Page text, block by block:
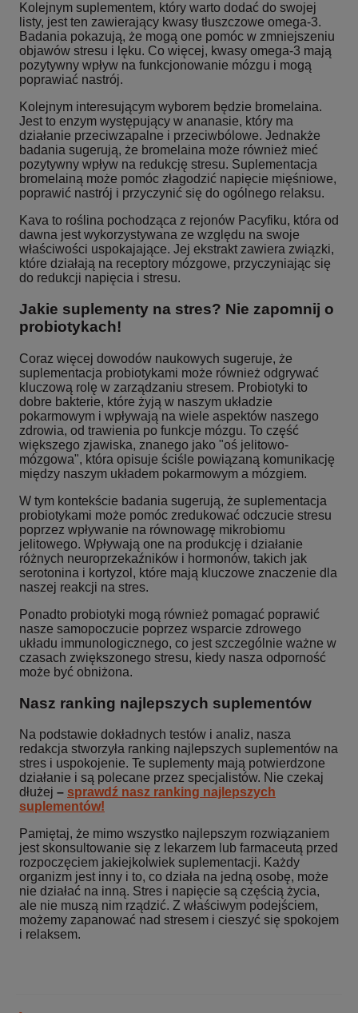
Kolejnym suplementem, który warto dodać do swojej
listy, jest ten zawierający kwasy tłuszczowe omega-3.
Badania pokazują, że mogą one pomóc w zmniejszeniu
objawów stresu i lęku. Co więcej, kwasy omega-3 mają
pozytywny wpływ na funkcjonowanie mózgu i mogą
poprawiać nastrój.
Kolejnym interesującym wyborem będzie bromelaina.
Jest to enzym występujący w ananasie, który ma
działanie przeciwzapalne i przeciwbólowe. Jednakże
badania sugerują, że bromelaina może również mieć
pozytywny wpływ na redukcję stresu. Suplementacja
bromelainą może pomóc złagodzić napięcie mięśniowe,
poprawić nastrój i przyczynić się do ogólnego relaksu.
Kava to roślina pochodząca z rejonów Pacyfiku, która od
dawna jest wykorzystywana ze względu na swoje
właściwości uspokajające. Jej ekstrakt zawiera związki,
które działają na receptory mózgowe, przyczyniając się
do redukcji napięcia i stresu.
Jakie suplementy na stres? Nie zapomnij o
probiotykach!
Coraz więcej dowodów naukowych sugeruje, że
suplementacja probiotykami może również odgrywać
kluczową rolę w zarządzaniu stresem. Probiotyki to
dobre bakterie, które żyją w naszym układzie
pokarmowym i wpływają na wiele aspektów naszego
zdrowia, od trawienia po funkcje mózgu. To część
większego zjawiska, znanego jako "oś jelitowo-
mózgowa", która opisuje ściśle powiązaną komunikację
między naszym układem pokarmowym a mózgiem.
W tym kontekście badania sugerują, że suplementacja
probiotykami może pomóc zredukować odczucie stresu
poprzez wpływanie na równowagę mikrobiomu
jelitowego. Wpływają one na produkcję i działanie
różnych neuroprzekaźników i hormonów, takich jak
serotonina i kortyzol, które mają kluczowe znaczenie dla
naszej reakcji na stres.
Ponadto probiotyki mogą również pomagać poprawić
nasze samopoczucie poprzez wsparcie zdrowego
układu immunologicznego, co jest szczególnie ważne w
czasach zwiększonego stresu, kiedy nasza odporność
może być obniżona.
Nasz ranking najlepszych suplementów
Na podstawie dokładnych testów i analiz, nasza
redakcja stworzyła ranking najlepszych suplementów na
stres i uspokojenie. Te suplementy mają potwierdzone
działanie i są polecane przez specjalistów. Nie czekaj
dłużej – sprawdź nasz ranking najlepszych
suplementów!
Pamiętaj, że mimo wszystko najlepszym rozwiązaniem
jest skonsultowanie się z lekarzem lub farmaceutą przed
rozpoczęciem jakiejkolwiek suplementacji. Każdy
organizm jest inny i to, co działa na jedną osobę, może
nie działać na inną. Stres i napięcie są częścią życia,
ale nie muszą nim rządzić. Z właściwym podejściem,
możemy zapanować nad stresem i cieszyć się spokojem
i relaksem.